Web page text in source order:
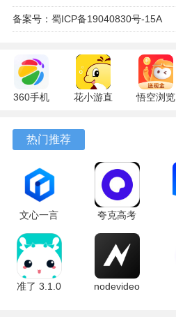
备案号：蜀ICP备19040830号-15A
360手机
10.13.27
最新版
花小游直
17.9.56
悟空浏览
热门推荐
文心一言
4.0
5.16.0.10
最新版
夸克高考
10.14.6.1121
最新版
准了 3.1.0
nodevideo